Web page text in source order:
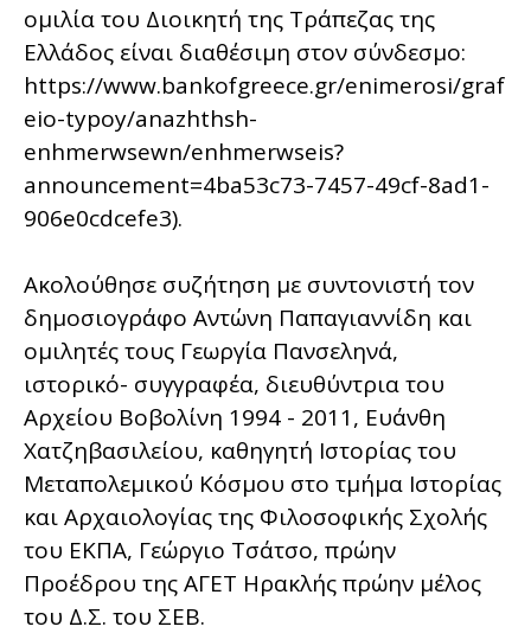
ομιλία του Διοικητή της Τράπεζας της
Ελλάδος είναι διαθέσιμη στον σύνδεσμο:
https://www.bankofgreece.gr/enimerosi/graf
eio-typoy/anazhthsh-
enhmerwsewn/enhmerwseis?
announcement=4ba53c73-7457-49cf-8ad1-
906e0cdcefe3).
Ακολούθησε συζήτηση με συντονιστή τον
δημοσιογράφο Αντώνη Παπαγιαννίδη και
ομιλητές τους Γεωργία Πανσεληνά,
ιστορικό- συγγραφέα, διευθύντρια του
Αρχείου Βοβολίνη 1994 - 2011, Ευάνθη
Χατζηβασιλείου, καθηγητή Ιστορίας του
Μεταπολεμικού Κόσμου στο τμήμα Ιστορίας
και Αρχαιολογίας της Φιλοσοφικής Σχολής
του ΕΚΠΑ, Γεώργιο Τσάτσο, πρώην
Προέδρου της ΑΓΕΤ Ηρακλής πρώην μέλος
του Δ.Σ. του ΣΕΒ.